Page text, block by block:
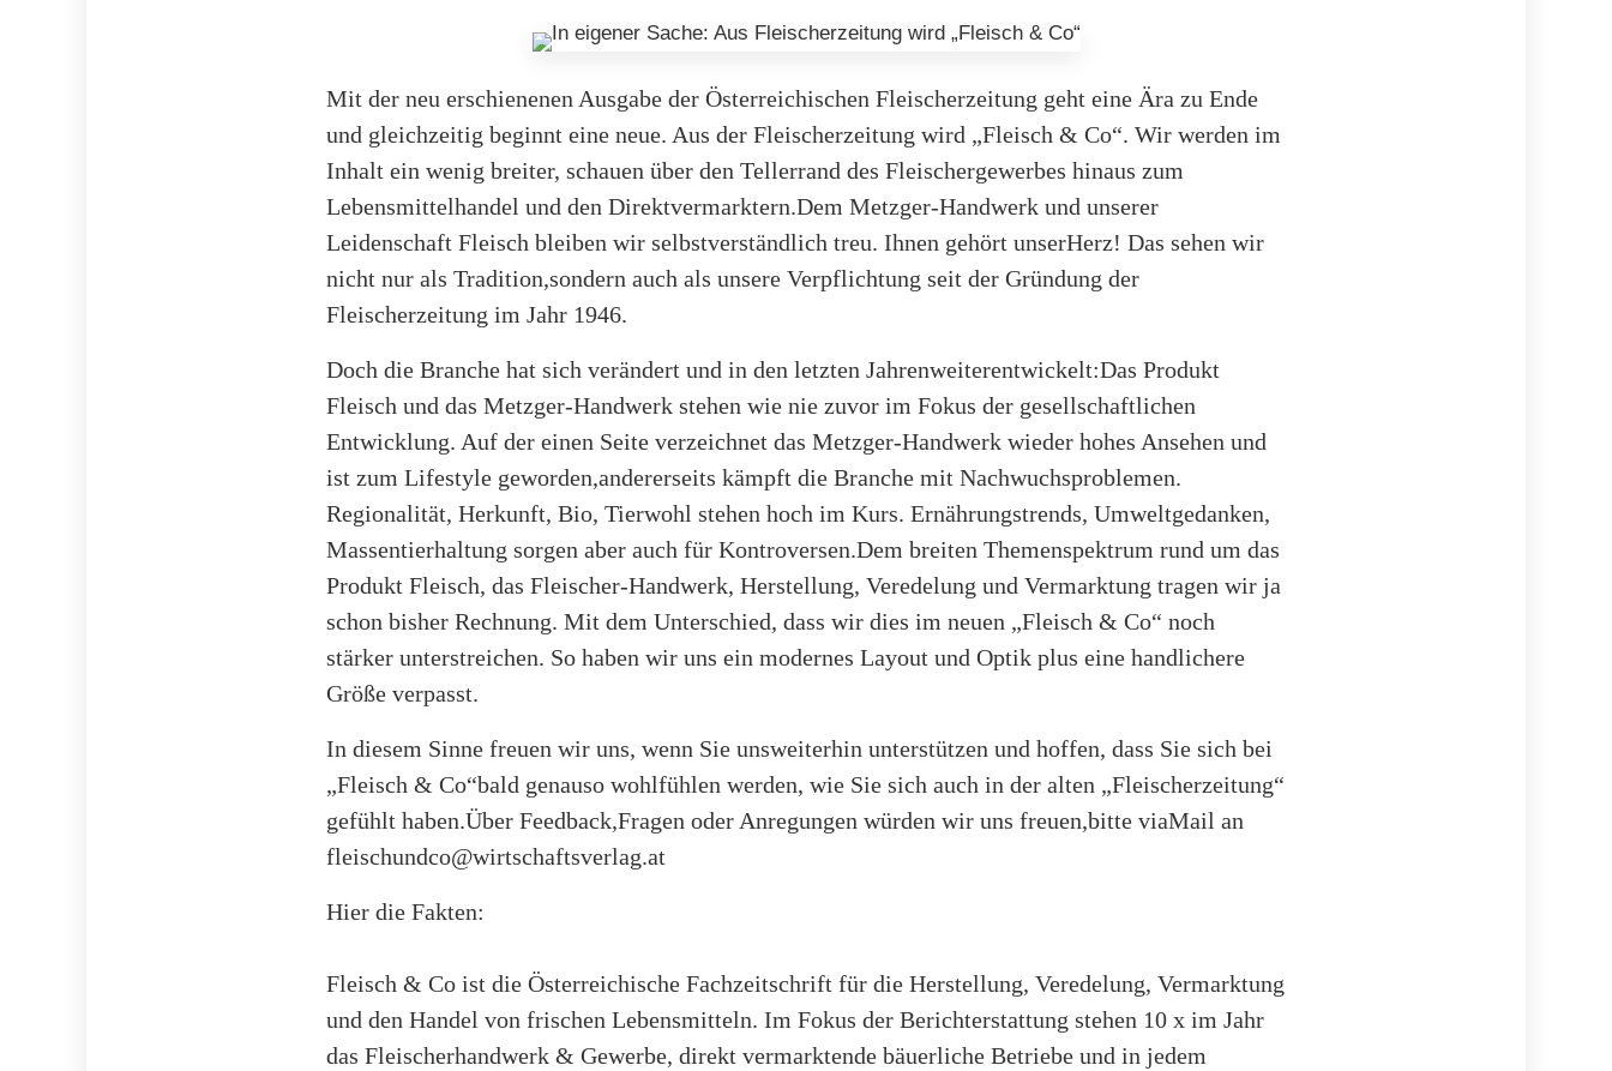
Mit der neu erschienenen Ausgabe der Österreichischen Fleischerzeitung geht eine Ära zu Ende
und gleichzeitig beginnt eine neue. Aus der Fleischerzeitung wird „Fleisch & Co“. Wir werden im
Inhalt ein wenig breiter, schauen über den Tellerrand des Fleischergewerbes hinaus zum
Lebensmittelhandel und den Direktvermarktern.Dem Metzger-Handwerk und unserer
Leidenschaft Fleisch bleiben wir selbstverständlich treu. Ihnen gehört unserHerz! Das sehen wir
nicht nur als Tradition,sondern auch als unsere Verpflichtung seit der Gründung der
Fleischerzeitung im Jahr 1946.
Doch die Branche hat sich verändert und in den letzten Jahrenweiterentwickelt:Das Produkt
Fleisch und das Metzger-Handwerk stehen wie nie zuvor im Fokus der gesellschaftlichen
Entwicklung. Auf der einen Seite verzeichnet das Metzger-Handwerk wieder hohes Ansehen und
ist zum Lifestyle geworden,andererseits kämpft die Branche mit Nachwuchsproblemen.
Regionalität, Herkunft, Bio, Tierwohl stehen hoch im Kurs. Ernährungstrends, Umweltgedanken,
Massentierhaltung sorgen aber auch für Kontroversen.Dem breiten Themenspektrum rund um das
Produkt Fleisch, das Fleischer-Handwerk, Herstellung, Veredelung und Vermarktung tragen wir ja
schon bisher Rechnung. Mit dem Unterschied, dass wir dies im neuen „Fleisch & Co“ noch
stärker unterstreichen. So haben wir uns ein modernes Layout und Optik plus eine handlichere
Größe verpasst.
In diesem Sinne freuen wir uns, wenn Sie unsweiterhin unterstützen und hoffen, dass Sie sich bei
„Fleisch & Co“bald genauso wohlfühlen werden, wie Sie sich auch in der alten „Fleischerzeitung“
gefühlt haben.Über Feedback,Fragen oder Anregungen würden wir uns freuen,bitte viaMail an
fleischundco@wirtschaftsverlag.at
Hier die Fakten:
Fleisch & Co ist die Österreichische Fachzeitschrift für die Herstellung, Veredelung, Vermarktung
und den Handel von frischen Lebensmitteln. Im Fokus der Berichterstattung stehen 10 x im Jahr
das Fleischerhandwerk & Gewerbe, direkt vermarktende bäuerliche Betriebe und in jedem